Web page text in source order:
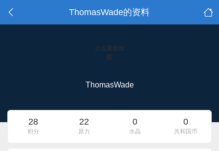
ThomasWade的资料
点击重新加
载
ThomasWade
28
积分
22
原力
0
水晶
0
共和国币